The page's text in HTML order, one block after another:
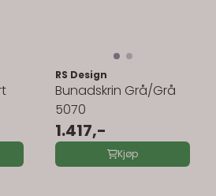
RS Design
Bunadskrin Grå/Grå
5070
1.417,-
Kjøp